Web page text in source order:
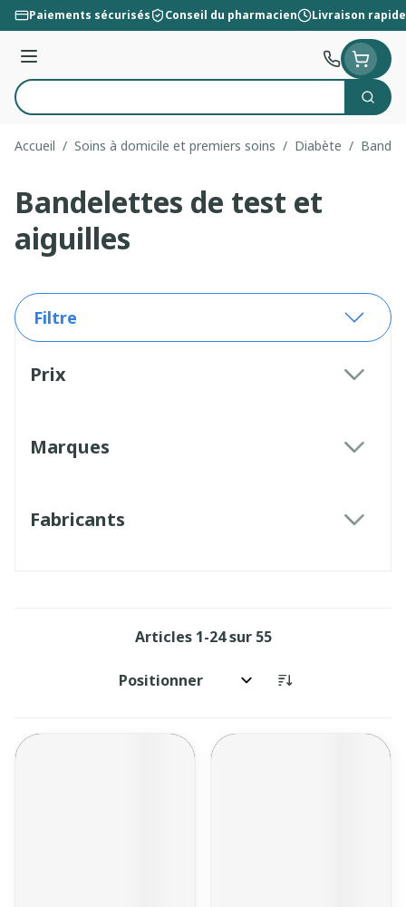
Aller au contenu
Paiements sécurisés Conseil du pharmacien Livraison rapide
Menu
Rechercher
Accueil / Soins à domicile et premiers soins / Diabète /
Bandelettes de test et
aiguilles
Filtre
Prix
Marques
Fabricants
Articles 1-24sur 55
Trier par: